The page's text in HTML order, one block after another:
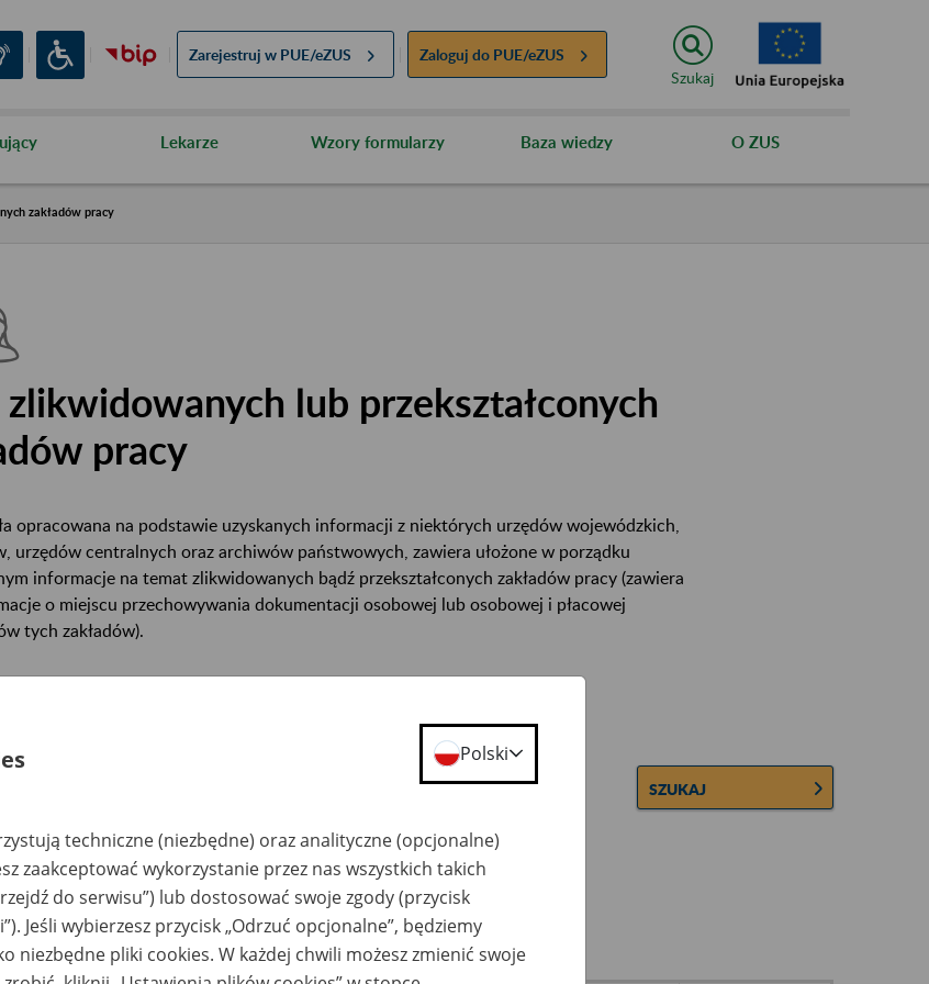
Zarejestruj w PUE/eZUS Zaloguj do PUE/eZUS
Szukaj
Lekarze Wzory formularzy Baza wiedzy O ZUS
zakładów pracy
zlikwidowanych lub przekształconych
pracy
opracowana na podstawie uzyskanych informacji z niektórych urzędów wojewódzkich,
urzędów centralnych oraz archiwów państwowych, zawiera ułożone w porządku
informacje na temat zlikwidowanych bądź przekształconych zakładów pracy (zawiera
o miejscu przechowywania dokumentacji osobowej lub osobowej i płacowej
tych zakładów).
przeszukiwać wg nazwy zakładu pracy.
SZUKAJ
można przesyłać poprzezformularz
wszystkie pozycje bazy
Polski
techniczne (niezbędne) oraz analityczne (opcjonalne)
zaakceptować wykorzystanie przez nas wszystkich takich
do serwisu”) lub dostosować swoje zgody (przycisk
Jeśli wybierzesz przycisk „Odrzuć opcjonalne”, będziemy
niezbędne pliki cookies. W każdej chwili możesz zmienić swoje